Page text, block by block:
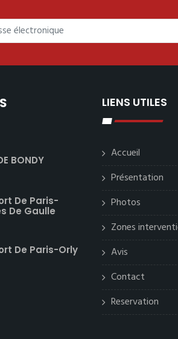
BONDY
De Paris-
De Gaulle
De Paris-Orly
LIENS UTILES
Accueil
Présentation
Photos
Zones
Avis
Contact
Reservation